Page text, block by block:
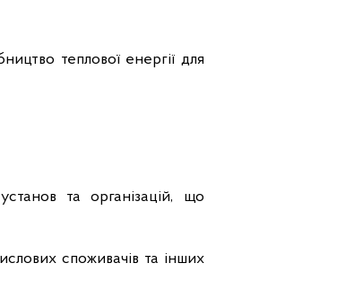
теплової енергії для
та організацій, що
споживачів та інших